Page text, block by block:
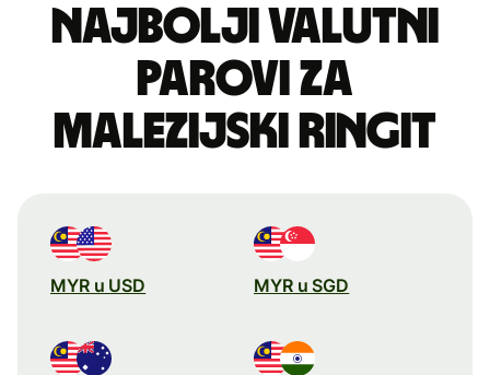
Najbolji valutni
parovi za
malezijski ringit
MYR u USD MYR u SGD